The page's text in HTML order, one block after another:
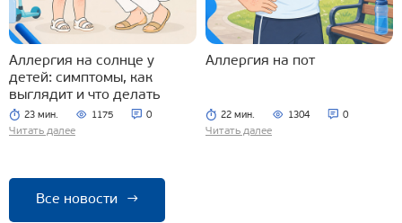
Аллергия на солнце у
детей: симптомы, как
выглядит и что делать
23 мин. 1175 0
Читать далее
Аллергия на пот
22 мин. 1304 0
Читать далее
Все новости →